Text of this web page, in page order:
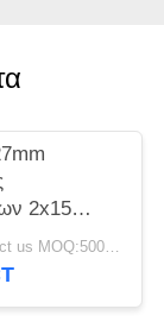
2x15
καρφιτσώνplease contact us MOQ:5000pcs